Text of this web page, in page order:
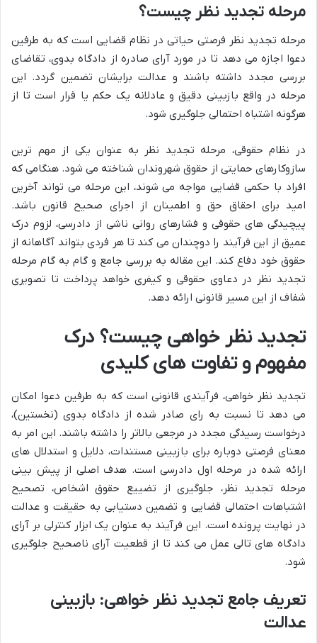
مرحله تجدید نظر چیست؟
مرحله تجدید نظر فرصتی حیاتی در نظام قضایی است که به طرفین
دعوا اجازه می دهد تا در مورد آرای صادره از دادگاه بدوی، تقاضای
بررسی مجدد داشته باشند و عدالت برایشان تضمین گردد. این
مرحله در واقع بازبینی دقیق و عادلانه یک حکم یا قرار است تا از
هرگونه اشتباه احتمالی جلوگیری شود.
در نظام حقوقی، مرحله تجدید نظر به عنوان یکی از مهم ترین
سازوکارهای حمایتی از حقوق شهروندان شناخته می شود. هنگامی که
افراد با حکمی قضایی مواجه می شوند، این مرحله می تواند آخرین
امید برای احقاق حق و اطمینان از اجرای صحیح قانون باشد.
پیچیدگی های حقوقی و فشارهای روانی ناشی از دادرسی، لزوم درک
عمیق از این فرآیند را دوچندان می کند تا هر فردی بتواند آگاهانه از
حقوق خود دفاع کند. این مقاله به بررسی جامع و گام به گام مرحله
تجدید نظر در دعاوی حقوقی و کیفری خواهد پرداخت تا تصویری
شفاف از این مسیر قانونی ارائه دهد.
تجدید نظر خواهی چیست؟ درک
مفهوم و تفاوت های کلیدی
تجدید نظر خواهی، فرآیندی قانونی است که به طرفین دعوا امکان
می دهد تا نسبت به رای صادر شده از دادگاه بدوی (نخستین)،
درخواست رسیدگی مجدد در مرجعی بالاتر را داشته باشند. این امر به
معنای فرصتی دوباره برای بازبینی مستندات، دلایل و استدلال های
ارائه شده در مرحله اول دادرسی است. هدف اصلی از پیش بینی
مرحله تجدید نظر، جلوگیری از تضییع حقوق اشخاص، تصحیح
اشتباهات احتمالی قضایی و تضمین دستیابی به حقیقت و عدالت
در نهایت پرونده است. این فرآیند به عنوان یک ابزار کنترلی بر آرای
دادگاه های تالی عمل می کند تا از قطعیت آرای ناصحیح جلوگیری
شود.
تعریف جامع تجدید نظر خواهی: بازبینی
عدالت